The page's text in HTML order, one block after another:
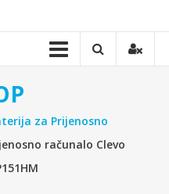
za Prijenosno
računalo Clevo